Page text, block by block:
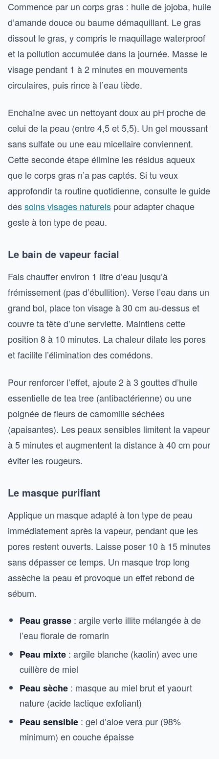
Commence par un corps gras : huile de jojoba, huile
d’amande douce ou baume démaquillant. Le gras
dissout le gras, y compris le maquillage waterproof
et la pollution accumulée dans la journée. Masse le
visage pendant 1 à 2 minutes en mouvements
circulaires, puis rince à l’eau tiède.
Enchaîne avec un nettoyant doux au pH proche de
celui de la peau (entre 4,5 et 5,5). Un gel moussant
sans sulfate ou une eau micellaire conviennent.
Cette seconde étape élimine les résidus aqueux
que le corps gras n’a pas captés. Si tu veux
approfondir ta routine quotidienne, consulte le guide
dessoins visages naturels pour adapter chaque
geste à ton type de peau.
Le bain de vapeur facial
Fais chauffer environ 1 litre d’eau jusqu’à
frémissement (pas d’ébullition). Verse l’eau dans un
grand bol, place ton visage à 30 cm au-dessus et
couvre ta tête d’une serviette. Maintiens cette
position 8 à 10 minutes. La chaleur dilate les pores
et facilite l’élimination des comédons.
Pour renforcer l’effet, ajoute 2 à 3 gouttes d’huile
essentielle de tea tree (antibactérienne) ou une
poignée de fleurs de camomille séchées
(apaisantes). Les peaux sensibles limitent la vapeur
à 5 minutes et augmentent la distance à 40 cm pour
éviter les rougeurs.
Le masque purifiant
Applique un masque adapté à ton type de peau
immédiatement après la vapeur, pendant que les
pores restent ouverts. Laisse poser 10 à 15 minutes
sans dépasser ce temps. Un masque trop long
assèche la peau et provoque un effet rebond de
sébum.
Peau grasse : argile verte illite mélangée à de
l’eau florale de romarin
Peau mixte : argile blanche (kaolin) avec une
cuillère de miel
Peau sèche : masque au miel brut et yaourt
nature (acide lactique exfoliant)
Peau sensible : gel d’aloe vera pur (98%
minimum) en couche épaisse